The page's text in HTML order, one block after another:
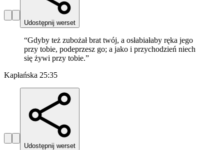
Udostępnij werset
“Gdyby też zubożał brat twój, a osłabiałaby ręka jego
przy tobie, podeprzesz go; a jako i przychodzień niech
się żywi przy tobie.”
Kapłańska 25:35
Udostępnij werset